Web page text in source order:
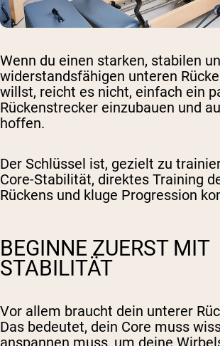
Wenn du einen starken, stabilen
widerstandsfähigen unteren
willst, reicht es nicht, einfach ein
Rückenstrecker einzubauen und
hoffen.
Der Schlüssel ist, gezielt zu
Core-Stabilität, direktes Training
Rückens und kluge Progression
BEGINNE ZUERST MIT
STABILITÄT
Vor allem braucht dein unterer
Das bedeutet, dein Core muss